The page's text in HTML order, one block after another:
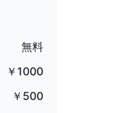
無料
￥1000
￥500